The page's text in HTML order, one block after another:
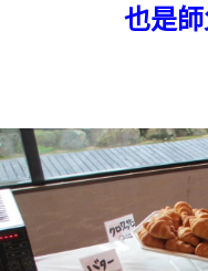
也是